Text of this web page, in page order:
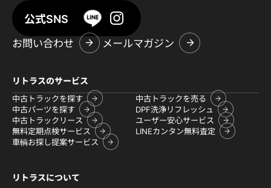
公式SNS
お問い合わせ
メールマガジン
リトラスのサービス
中古トラックを探す
中古トラックを売る
中古パーツを探す
DPF洗浄リフレッシュ
中古トラックリース
ユーザー安心サービス
無料定期点検サービス
LINEカンタン無料査定
車輌お探し提案サービス
リトラスについて